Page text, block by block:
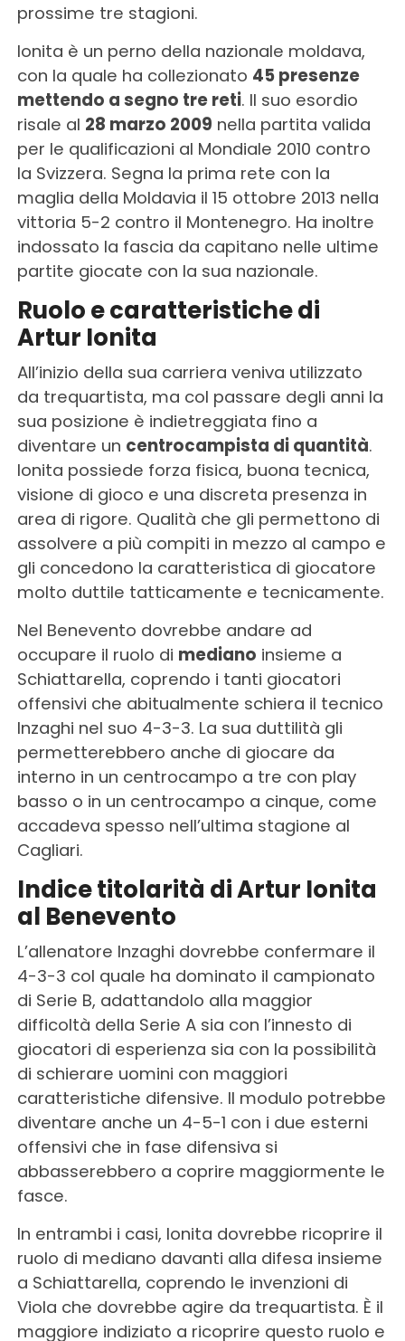
prossime tre stagioni.
Ionita è un perno della nazionale moldava,
con la quale ha collezionato 45 presenze
mettendo a segno tre reti. Il suo esordio
risale al 28 marzo 2009 nella partita valida
per le qualificazioni al Mondiale 2010 contro
la Svizzera. Segna la prima rete con la
maglia della Moldavia il 15 ottobre 2013 nella
vittoria 5-2 contro il Montenegro. Ha inoltre
indossato la fascia da capitano nelle ultime
partite giocate con la sua nazionale.
Ruolo e caratteristiche di
Artur Ionita
All’inizio della sua carriera veniva utilizzato
da trequartista, ma col passare degli anni la
sua posizione è indietreggiata fino a
diventare un centrocampista di quantità.
Ionita possiede forza fisica, buona tecnica,
visione di gioco e una discreta presenza in
area di rigore. Qualità che gli permettono di
assolvere a più compiti in mezzo al campo e
gli concedono la caratteristica di giocatore
molto duttile tatticamente e tecnicamente.
Nel Benevento dovrebbe andare ad
occupare il ruolo di mediano insieme a
Schiattarella, coprendo i tanti giocatori
offensivi che abitualmente schiera il tecnico
Inzaghi nel suo 4-3-3. La sua duttilità gli
permetterebbero anche di giocare da
interno in un centrocampo a tre con play
basso o in un centrocampo a cinque, come
accadeva spesso nell’ultima stagione al
Cagliari.
Indice titolarità di Artur Ionita
al Benevento
L’allenatore Inzaghi dovrebbe confermare il
4-3-3 col quale ha dominato il campionato
di Serie B, adattandolo alla maggior
difficoltà della Serie A sia con l’innesto di
giocatori di esperienza sia con la possibilità
di schierare uomini con maggiori
caratteristiche difensive. Il modulo potrebbe
diventare anche un 4-5-1 con i due esterni
offensivi che in fase difensiva si
abbasserebbero a coprire maggiormente le
fasce.
In entrambi i casi, Ionita dovrebbe ricoprire il
ruolo di mediano davanti alla difesa insieme
a Schiattarella, coprendo le invenzioni di
Viola che dovrebbe agire da trequartista. È il
maggiore indiziato a ricoprire questo ruolo e